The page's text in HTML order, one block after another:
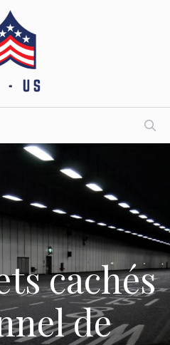
cachés
de